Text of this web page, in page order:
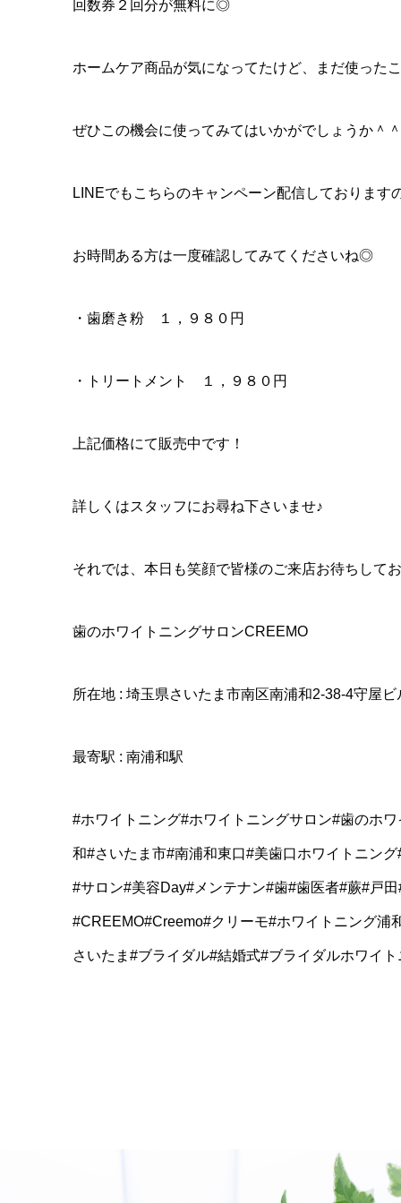
回数券２回分が無料に◎
ホームケア商品が気になってたけど、まだ使ったこ
ぜひこの機会に使ってみてはいかがでしょうか＾＾
LINEでもこちらのキャンペーン配信しております
お時間ある方は一度確認してみてくださいね◎
・歯磨き粉 １，９８０円
・トリートメント １，９８０円
上記価格にて販売中です！
詳しくはスタッフにお尋ね下さいませ♪
それでは、本日も笑顔で皆様のご来店お待ちしてお
歯のホワイトニングサロンCREEMO
所在地 : 埼玉県さいたま市南区南浦和2-38-4守屋
最寄駅 : 南浦和駅
#ホワイトニング#ホワイトニングサロン#歯のホ
和#さいたま市#南浦和東口#美歯口ホワイトニン
#サロン#美容Day#メンテナン#歯#歯医者#蕨#戸
#CREEMO#Creemo#クリーモ#ホワイトニング浦
さいたま#ブライダル#結婚式#ブライダルホワイト